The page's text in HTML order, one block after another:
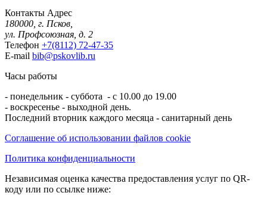
Контакты Адрес
180000, г. Псков,
ул. Профсоюзная, д. 2
Телефон +7(8112) 72-47-35
E-mail bib@pskovlib.ru
Часы работы
- понедельник - суббота - с 10.00 до 19.00
- воскресенье - выходной день.
Последний вторник каждого месяца - санитарный день
Соглашение об использовании файлов cookie
Политика конфиденциальности
Независимая оценка качества предоставления услуг по QR-
коду или по ссылке ниже: